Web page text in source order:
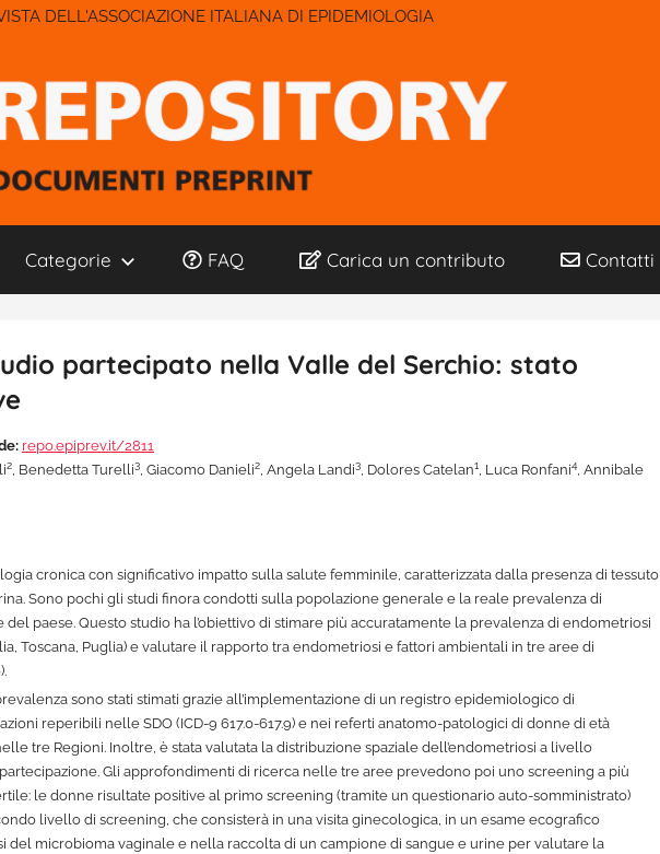
DELL'ASSOCIAZIONE ITALIANA DI EPIDEMIOLOGIA
Categorie FAQ Carica un contributo Contatti
partecipato nella Valle del Serchio: stato
repo.epiprev.it/2811
2 , Benedetta Turelli3 , Giacomo Danieli2 , Angela Landi3 , Dolores Catelan1 , Luca Ronfani4 , Annibale
cronica con significativo impatto sulla salute femminile, caratterizzata dalla presenza di tessuto
Sono pochi gli studi finora condotti sulla popolazione generale e la reale prevalenza di
paese. Questo studio ha l’obiettivo di stimare più accuratamente la prevalenza di endometriosi
Toscana, Puglia) e valutare il rapporto tra endometriosi e fattori ambientali in tre aree di
sono stati stimati grazie all’implementazione di un registro epidemiologico di
reperibili nelle SDO (ICD-9 617.0-617.9) e nei referti anatomo-patologici di donne di età
tre Regioni. Inoltre, è stata valutata la distribuzione spaziale dell’endometriosi a livello
Gli approfondimenti di ricerca nelle tre aree prevedono poi uno screening a più
le donne risultate positive al primo screening (tramite un questionario auto-somministrato)
livello di screening, che consisterà in una visita ginecologica, in un esame ecografico
del microbioma vaginale e nella raccolta di un campione di sangue e urine per valutare la